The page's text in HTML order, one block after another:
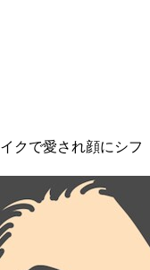
クで愛され顔にシフ